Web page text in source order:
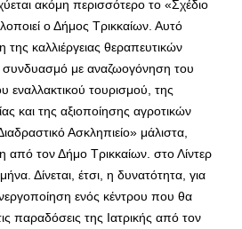
ακόμη περισσότερο το «Σχέδιο
ο Δήμος Τρικκαίων. Αυτό
της καλλιέργειας θεραπευτικών
με αναζωογόνηση του
εναλλακτικού τουρισμού, της
και της αξιοποίησης αγροτικών
Ασκληπιείο» μάλιστα,
από τον Δήμο Τρικκαίων. στο Λίντερ
Δίνεται, έτσι, η δυνατότητα, για
ενός κέντρου που θα
παραδόσεις της Ιατρικής από τον